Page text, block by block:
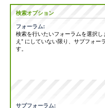
検索オプション
フォーラム:
検索を行いたいフォーラムを選択し
え” にしていない限り、サブフォー
す。
サブフォーラム: